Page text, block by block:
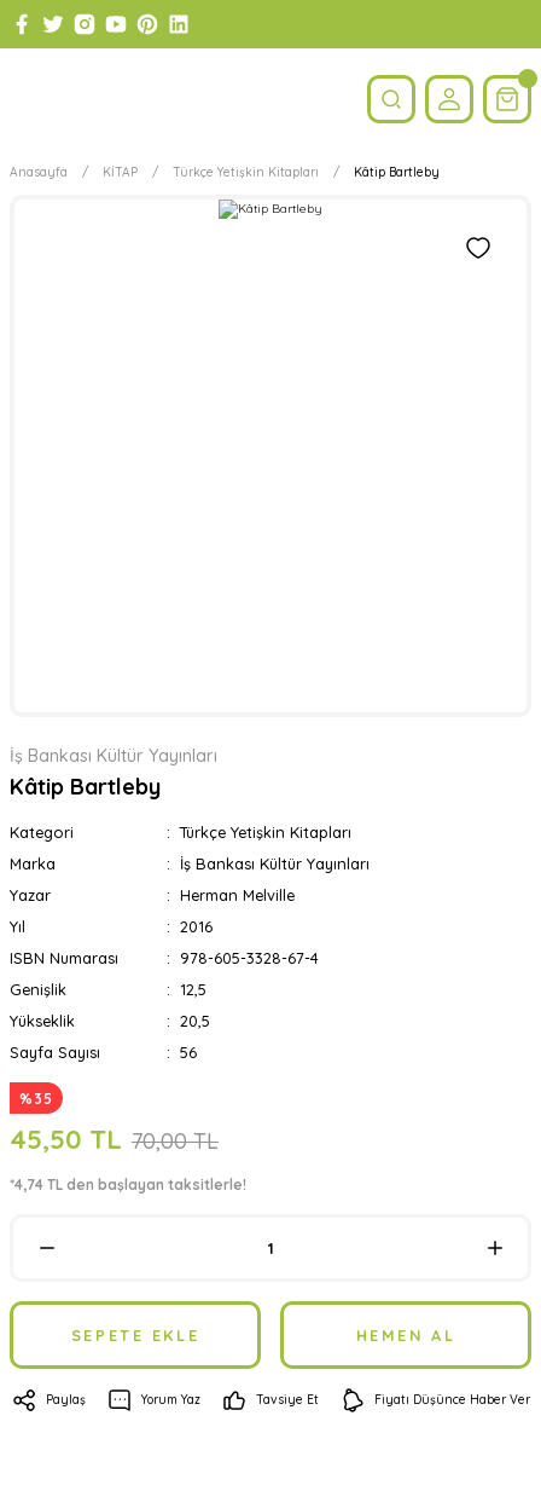
Anasayfa KİTAP Türkçe Yetişkin Kitapları Kâtip Bartleby
İş Bankası Kültür Yayınları
Kâtip Bartleby
Kategori
Türkçe Yetişkin Kitapları
Marka
İş Bankası Kültür Yayınları
Yazar
Herman Melville
Yıl
2016
ISBN Numarası
978-605-3328-67-4
Genişlik
12,5
Yükseklik
20,5
Sayfa Sayısı
56
%35
45,50 TL 70,00 TL
*4,74 TL den başlayan taksitlerle!
SEPETE EKLE HEMEN AL
Paylaş Yorum Yaz Tavsiye Et Fiyatı Düşünce Haber Ver